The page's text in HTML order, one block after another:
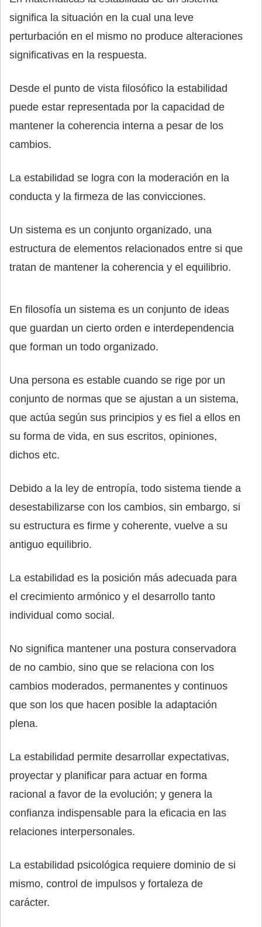
significa la situación en la cual una leve
perturbación en el mismo no produce alteraciones
significativas en la respuesta.
Desde el punto de vista filosófico la estabilidad
puede estar representada por la capacidad de
mantener la coherencia interna a pesar de los
cambios.
La estabilidad se logra con la moderación en la
conducta y la firmeza de las convicciones.
Un sistema es un conjunto organizado, una
estructura de elementos relacionados entre si que
tratan de mantener la coherencia y el equilibrio.
En filosofía un sistema es un conjunto de ideas
que guardan un cierto orden e interdependencia
que forman un todo organizado.
Una persona es estable cuando se rige por un
conjunto de normas que se ajustan a un sistema,
que actúa según sus principios y es fiel a ellos en
su forma de vida, en sus escritos, opiniones,
dichos etc.
Debido a la ley de entropía, todo sistema tiende a
desestabilizarse con los cambios, sin embargo, si
su estructura es firme y coherente, vuelve a su
antiguo equilibrio.
La estabilidad es la posición más adecuada para
el crecimiento armónico y el desarrollo tanto
individual como social.
No significa mantener una postura conservadora
de no cambio, sino que se relaciona con los
cambios moderados, permanentes y continuos
que son los que hacen posible la adaptación
plena.
La estabilidad permite desarrollar expectativas,
proyectar y planificar para actuar en forma
racional a favor de la evolución; y genera la
confianza indispensable para la eficacia en las
relaciones interpersonales.
La estabilidad psicológica requiere dominio de si
mismo, control de impulsos y fortaleza de
carácter.